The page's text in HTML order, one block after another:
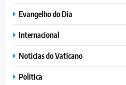
Evangelho do Dia
Internacional
Noticias do Vaticano
Politica